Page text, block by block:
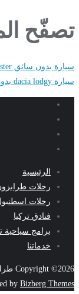
تصفّح
سيارة بدون سائق dacia duster
سيارة dacia lodgy بدون سائق
الرئيسية
رحلات
رحلات
فنادق تركيا
برامج سياحية
خدماتنا
Copyright ©2026 طرابزون المذهلة . All rights reserved.
by Bizberg Themes